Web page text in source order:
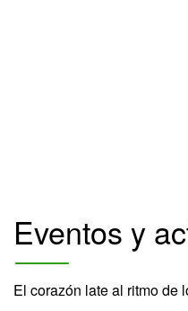
Eventos y
El corazón late al ritmo de